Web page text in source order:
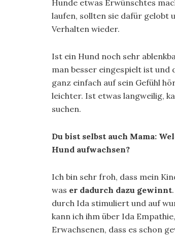
Hunde etwas Erwünschtes
laufen, sollten sie dafür gelobt
Verhalten wieder.
Ist ein Hund noch sehr
man besser eingespielt ist und
ganz einfach auf sein Gefühl
leichter. Ist etwas langweilig,
suchen.
Du bist selbst auch Mama:
Hund aufwachsen?
Ich bin sehr froh, dass mein
was er dadurch dazu gewinnt
durch Ida stimuliert und auf
kann ich ihm über Ida
Erwachsenen, dass es schon